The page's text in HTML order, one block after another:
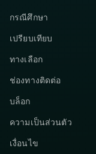
กรณีศึกษา
เปรียบเทียบ
ทางเลือก
ช่องทางติดต่อ
บล็อก
ความเป็นส่วนตัว
เงื่อนไข